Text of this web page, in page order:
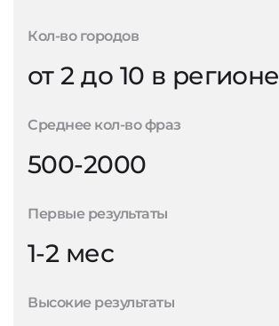
Кол-во городов
от 2 до 10 в регионе
Среднее кол-во фраз
500-2000
Первые результаты
1-2 мес
Высокие результаты